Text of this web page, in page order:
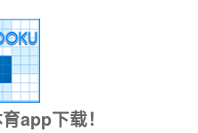
app下载！